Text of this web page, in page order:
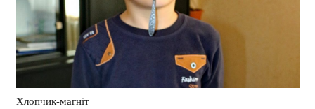
Хлопчик-магніт